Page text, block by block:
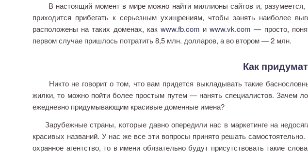
В настоящий момент в мире можно найти миллионы сайтов и,
приходится прибегать к серьезным ухищрениям, чтобы занять наиболее
расположены на таких доменах, как www.fb.com иwww.vk.com — просто,
первом случае пришлось потратить 8,5 млн. долларов, а во втором — 2 млн.
Как
Никто не говорит о том, что вам придется выкладывать такие
жилки, то можно пойти более простым путем — нанять специалистов. Зачем
ежедневно придумывающим красивые доменные имена?
Зарубежные страны, которые давно опередили нас в маркетинге на
красивых названий. У нас же все эти вопросы принято решать
охранное агентство, то в имени обязательно будут присутствовать такие